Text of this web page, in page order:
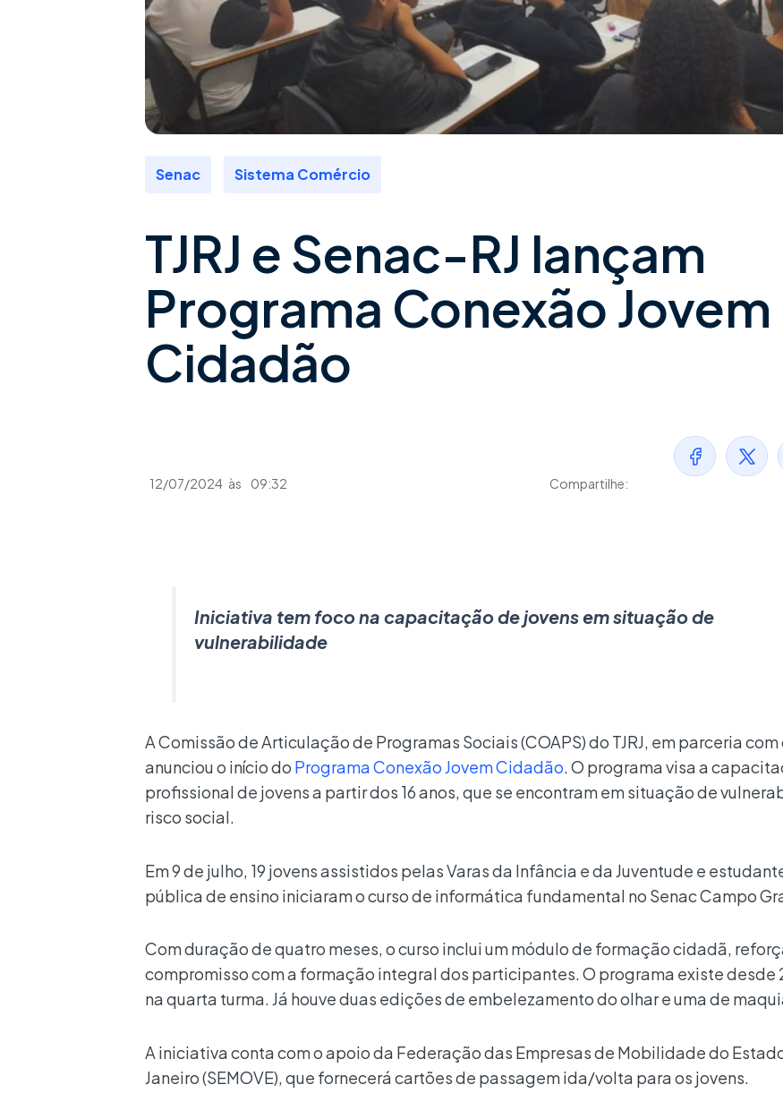
Senac Sistema Comércio
TJRJ e Senac-RJ lançam
Programa Conexão Jovem
Cidadão
12/07/2024 às 09:32 Compartilhe:
Iniciativa tem foco na capacitação de jovens em situação de
vulnerabilidade
A Comissão de Articulação de Programas Sociais (COAPS) do TJRJ, em parceria com
anunciou o início do Programa Conexão Jovem Cidadão. O programa visa a
profissional de jovens a partir dos 16 anos, que se encontram em situação de
risco social.
Em 9 de julho, 19 jovens assistidos pelas Varas da Infância e da Juventude e
pública de ensino iniciaram o curso de informática fundamental no Senac Campo
Com duração de quatro meses, o curso inclui um módulo de formação cidadã,
compromisso com a formação integral dos participantes. O programa existe desde
na quarta turma. Já houve duas edições de embelezamento do olhar e uma de
A iniciativa conta com o apoio da Federação das Empresas de Mobilidade do
Janeiro (SEMOVE), que fornecerá cartões de passagem ida/volta para os jovens.